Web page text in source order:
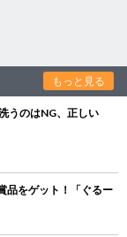
もっと見る
うのはNG、正しい
品をゲット！「ぐるー